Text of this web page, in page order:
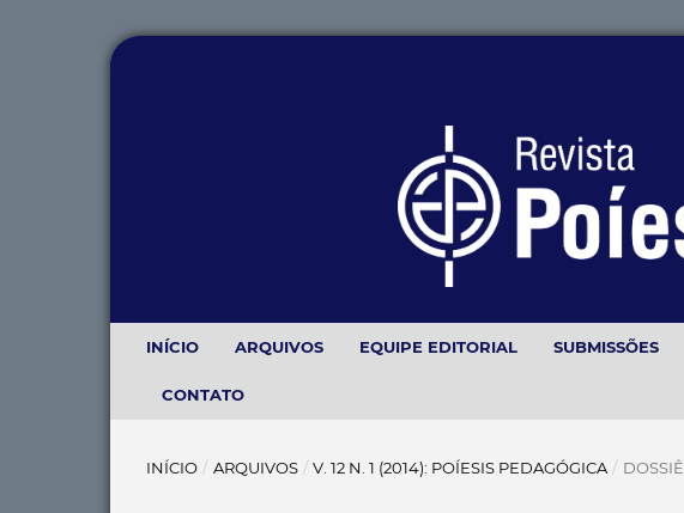
INÍCIO ARQUIVOS EQUIPE EDITORIAL SUBMISSÕES
CONTATO
INÍCIO / ARQUIVOS / V. 12 N. 1 (2014): POÍESIS PEDAGÓGICA / DOSSIÊ